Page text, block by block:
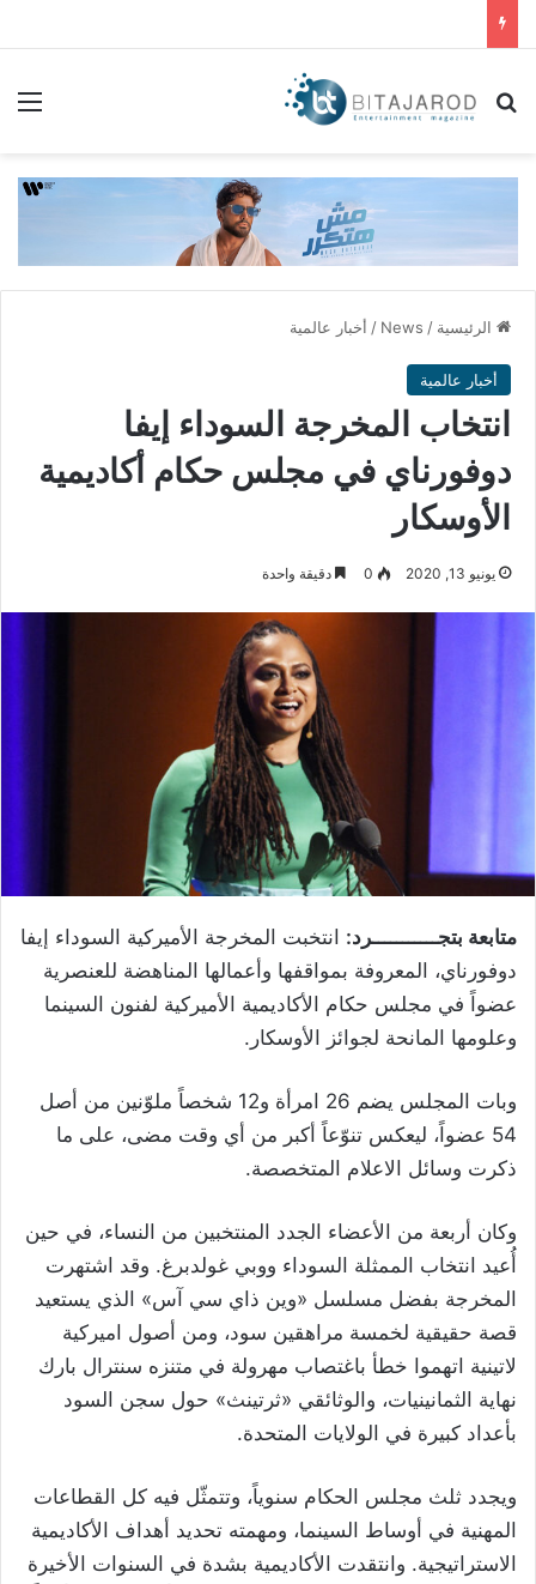
بحث عن
الرئيسية /
News
/ أخبار عالمية
أخبار عالمية
انتخاب المخرجة السوداء إيفا
دوفورناي في مجلس حكام أكاديمية
الأوسكار
يونيو 13, 2020 0 دقيقة واحدة
متابعة بتجـــــــــــرد: انتخبت المخرجة الأميركية السوداء إيفا
دوفورناي، المعروفة بمواقفها وأعمالها المناهضة للعنصرية
عضواً في مجلس حكام الأكاديمية الأميركية لفنون السينما
وعلومها المانحة لجوائز الأوسكار.
وبات المجلس يضم 26 امرأة و12 شخصاً ملوّنين من أصل
54 عضواً، ليعكس تنوّعاً أكبر من أي وقت مضى، على ما
ذكرت وسائل الاعلام المتخصصة.
وكان أربعة من الأعضاء الجدد المنتخبين من النساء، في حين
أُعيد انتخاب الممثلة السوداء ووبي غولدبرغ. وقد اشتهرت
المخرجة بفضل مسلسل «وين ذاي سي آس» الذي يستعيد
قصة حقيقية لخمسة مراهقين سود، ومن أصول اميركية
لاتينية اتهموا خطأ باغتصاب مهرولة في متنزه سنترال بارك
نهاية الثمانينيات، والوثائقي «ثرتينث» حول سجن السود
بأعداد كبيرة في الولايات المتحدة.
ويجدد ثلث مجلس الحكام سنوياً، وتتمثّل فيه كل القطاعات
المهنية في أوساط السينما، ومهمته تحديد أهداف الأكاديمية
الاستراتيجية. وانتقدت الأكاديمية بشدة في السنوات الأخيرة